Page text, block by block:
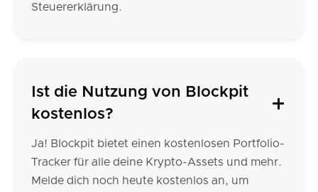
Steuererklärung.
Ist die Nutzung von Blockpit
kostenlos?
Ja! Blockpit bietet einen kostenlosen Portfolio-
Tracker für alle deine Krypto-Assets und mehr.
Melde dich noch heute kostenlos an, um